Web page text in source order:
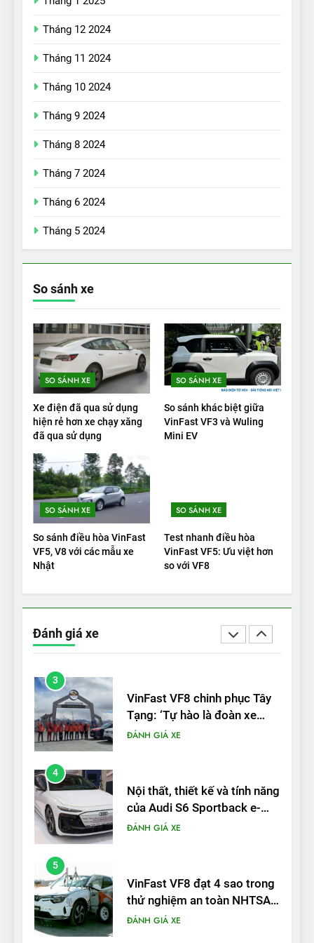
Tháng 12 2024
Tháng 11 2024
Tháng 10 2024
Tháng 9 2024
Tháng 8 2024
Tháng 7 2024
Tháng 6 2024
Tháng 5 2024
So sánh xe
SO SÁNH XE
Xe điện đã qua sử dụng
hiện rẻ hơn xe chạy xăng
đã qua sử dụng
SO SÁNH XE
So sánh khác biệt giữa
VinFast VF3 và Wuling
Mini EV
SO SÁNH XE
So sánh điều hòa VinFast
VF5, V8 với các mẫu xe
Nhật
SO SÁNH XE
Test nhanh điều hòa
VinFast VF5: Ưu việt hơn
so với VF8
Đánh giá xe
chỉ có trên VinFast VF8
VinFast VF9 có gì để cạnh
tranh với các xe xăng cùng
tầm giá?
ĐÁNH GIÁ XE
20
Đánh giá: Người đam mê xe
điện Hyundai Ioniq 5 N 2025
1
Xe tốt nhất để mua năm
2025: Green Car Reports
nêu tên 5 người vào chung
kết – Mỹ
ĐÁNH GIÁ XE
‘Wuling Bingo ồn, không có
trạm sạc, nhưng vẫn bán
3
VinFast VF8 chinh phục Tây
Tạng: ‘Tự hào là đoàn xe
điện Việt Nam đầu tiên lăn
ĐÁNH GIÁ XE
4
Nội thất, thiết kế và tính năng
của Audi S6 Sportback e-
tron
ĐÁNH GIÁ XE
5
VinFast VF8 đạt 4 sao trong
thử nghiệm an toàn NHTSA
tại Mỹ
ĐÁNH GIÁ XE